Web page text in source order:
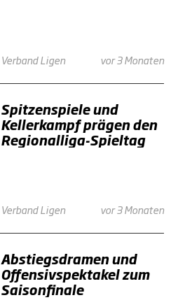
VerbandLigen vor 3 Monaten
Spitzenspiele und
Kellerkampf prägen den
Regionalliga-Spieltag
VerbandLigen vor 3 Monaten
Abstiegsdramen und
Offensivspektakel zum
Saisonfinale